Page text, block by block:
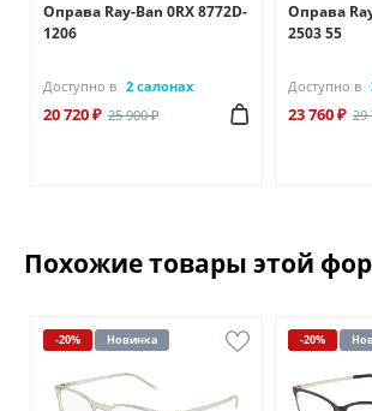
Оправа Ray-Ban 0RX 8772D-
1206
Доступно в 2 салонах
20 720 ₽ 25 900 ₽
Оправа
2503 55
Доступно в
23 760 ₽ 29
Похожие товары этой
-20% Новинка -20%